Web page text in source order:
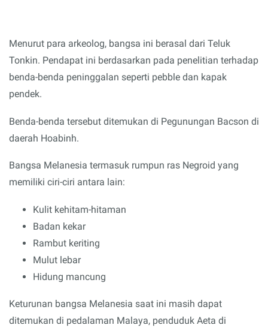
Menurut para arkeolog, bangsa ini berasal dari Teluk
Tonkin. Pendapat ini berdasarkan pada penelitian terhadap
benda-benda peninggalan seperti pebble dan kapak
pendek.
Benda-benda tersebut ditemukan di Pegunungan Bacson di
daerah Hoabinh.
Bangsa Melanesia termasuk rumpun ras Negroid yang
memiliki ciri-ciri antara lain:
Kulit kehitam-hitaman
Badan kekar
Rambut keriting
Mulut lebar
Hidung mancung
Keturunan bangsa Melanesia saat ini masih dapat
ditemukan di pedalaman Malaya, penduduk Aeta di